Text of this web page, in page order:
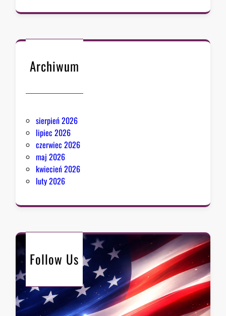
Archiwum
sierpień 2026
lipiec 2026
czerwiec 2026
maj 2026
kwiecień 2026
luty 2026
Follow Us